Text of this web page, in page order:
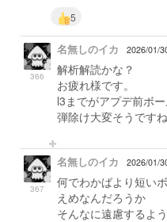
5
366
名無しのイカ 2026/01/
解析解読かな？
お疲れ様です。
l3までがアプデ前ボ
弾除け大変そうですね
367
名無しのイカ 2026/01/
何でわかばより短い
えめなんだろうか
そんなに遠慮するよ